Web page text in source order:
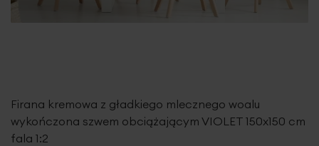
Firana kremowa z gładkiego mlecznego woalu
wykończona szwem obciążającym VIOLET 150x150 cm
fala 1:2